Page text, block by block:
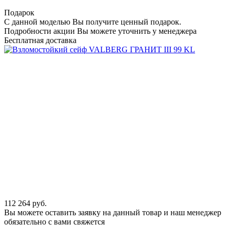
Подарок
С данной моделью Вы получите ценный подарок.
Подробности акции Вы можете уточнить у менеджера
Бесплатная доставка
112 264 руб.
Вы можете оставить заявку на данный товар и наш менеджер
обязательно с вами свяжется